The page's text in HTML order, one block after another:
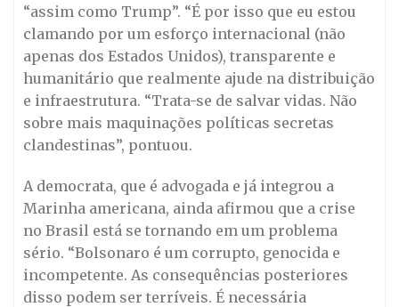
“assim como Trump”. “É por isso que eu estou
clamando por um esforço internacional (não
apenas dos Estados Unidos), transparente e
humanitário que realmente ajude na distribuição
e infraestrutura. “Trata-se de salvar vidas. Não
sobre mais maquinações políticas secretas
clandestinas”, pontuou.
A democrata, que é advogada e já integrou a
Marinha americana, ainda afirmou que a crise
no Brasil está se tornando em um problema
sério. “Bolsonaro é um corrupto, genocida e
incompetente. As consequências posteriores
disso podem ser terríveis. É necessária